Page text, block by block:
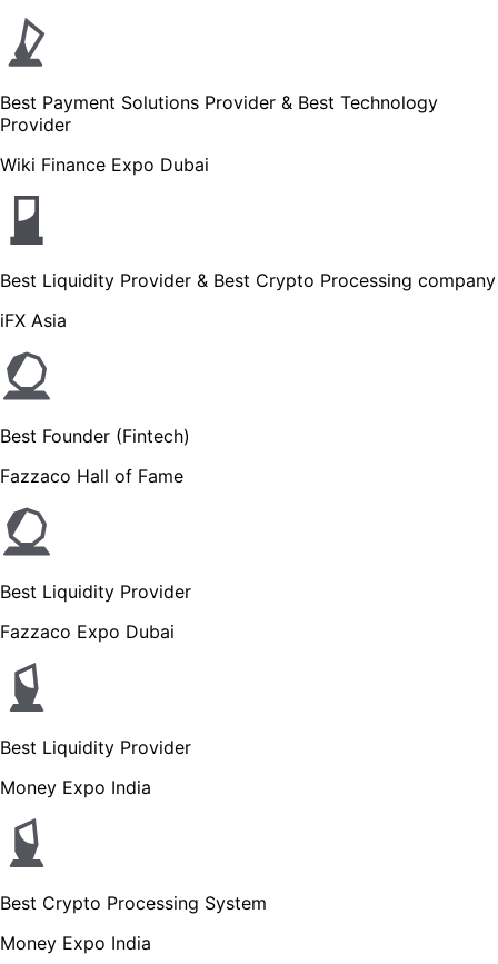
Best Payment Solutions Provider & Best Technology
Provider
Wiki Finance Expo Dubai
Best Liquidity Provider & Best Crypto Processing company
iFX Asia
Best Founder (Fintech)
Fazzaco Hall of Fame
Best Liquidity Provider
Fazzaco Expo Dubai
Best Liquidity Provider
Money Expo India
Best Crypto Processing System
Money Expo India